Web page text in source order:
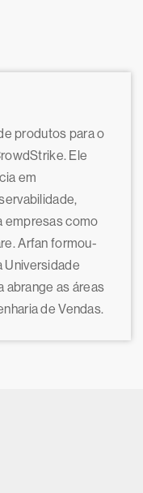
produtos para o
Ele
em
empresas como
Arfan formou-
Universidade
abrange as áreas
de Vendas.